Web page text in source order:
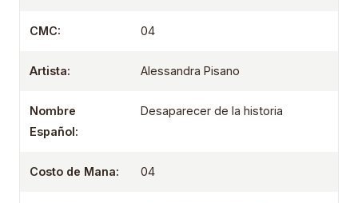
CMC: 04
Artista: Alessandra Pisano
Nombre
Español:
Desaparecer de la historia
Costo de Mana: 04